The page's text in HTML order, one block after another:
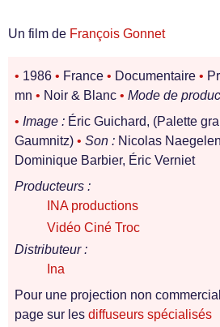
Un film de François Gonnet
• 1986 • France • Documentaire •
mn • Noir & Blanc • Mode de
• Image : Éric Guichard, (Palette
Gaumnitz) • Son : Nicolas Naegelen
Dominique Barbier, Éric Verniet
Producteurs :
INA productions
Vidéo Ciné Troc
Distributeur :
Ina
Pour une projection non
page sur les diffuseurs spécialisés